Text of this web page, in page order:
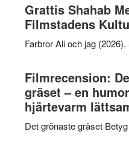
Grattis Shahab
Filmstadens
Farbror Ali och jag
Filmrecension:
gräset – en
hjärtevarm
Det grönaste gräset